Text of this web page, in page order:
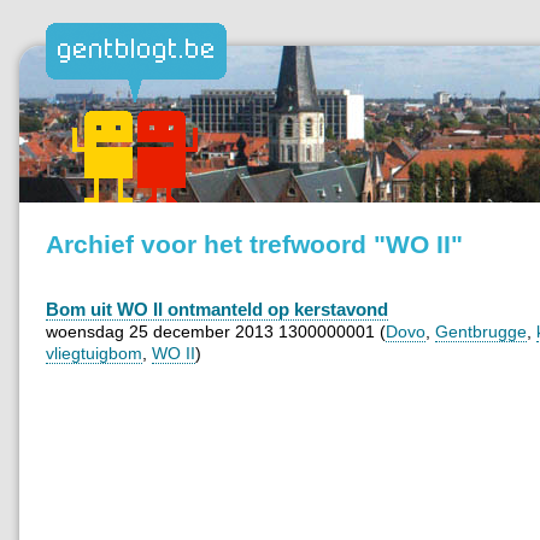
Archief voor het trefwoord "WO II"
Bom uit WO II ontmanteld op kerstavond
woensdag 25 december 2013 1300000001 (Dovo Gentbrugge
vliegtuigbom WO II)